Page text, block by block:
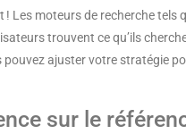
! Les moteurs de recherche tels
trouvent ce qu’ils
ajuster votre stratégie
sur le